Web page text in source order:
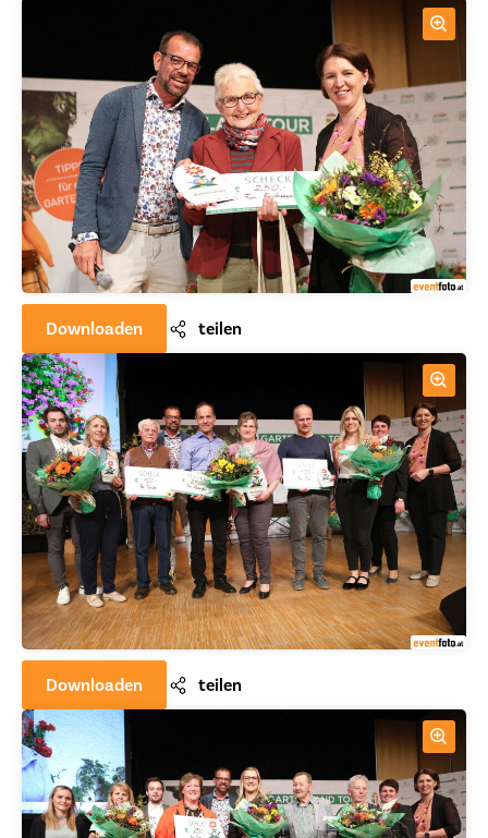
Downloaden teilen
Downloaden teilen